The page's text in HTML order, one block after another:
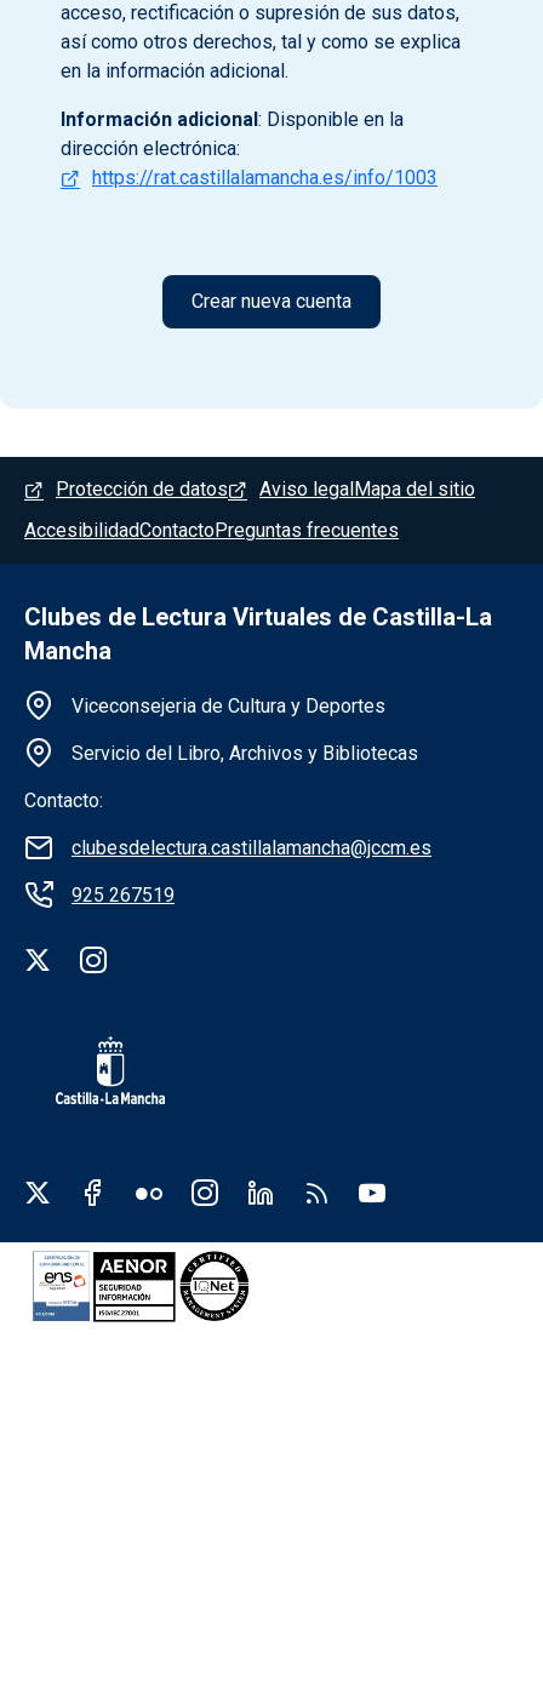
acceso, rectificación o supresión de sus datos,
así como otros derechos, tal y como se explica
en la información adicional.
Información adicional : Disponible en la
dirección electrónica:
https://rat.castillalamancha.es/info/1003
Menú del pie
Protección de datos Aviso legal Mapa del sitio
AccesibilidadContactoPreguntas frecuentes
Clubes de Lectura Virtuales de Castilla-La
Mancha
Información de la institución
Viceconsejeria de Cultura y Deportes
Servicio del Libro, Archivos y Bibliotecas
Contacto:
clubesdelectura.castillalamancha@jccm.es
925 267519
Redes sociales institución
Redes sociales JCCM